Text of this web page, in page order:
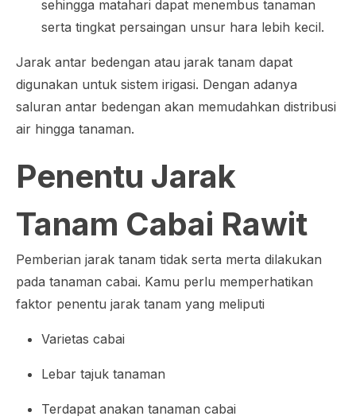
sehingga matahari dapat menembus tanaman
serta tingkat persaingan unsur hara lebih kecil.
Jarak antar bedengan atau jarak tanam dapat
digunakan untuk sistem irigasi. Dengan adanya
saluran antar bedengan akan memudahkan distribusi
air hingga tanaman.
Penentu Jarak
Tanam Cabai Rawit
Pemberian jarak tanam tidak serta merta dilakukan
pada tanaman cabai. Kamu perlu memperhatikan
faktor penentu jarak tanam yang meliputi
Varietas cabai
Lebar tajuk tanaman
Terdapat anakan tanaman cabai